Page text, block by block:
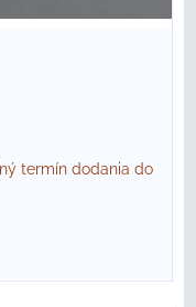
termín dodania do